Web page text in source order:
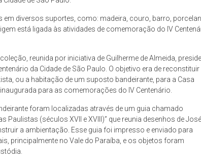
diversos suportes, como: madeira, couro, barro,
está ligada às atividades de comemoração do IV
reunida por iniciativa de Guilherme de Almeida,
da Cidade de São Paulo. O objetivo era de reconstituir
ou a habitação de um suposto bandeirante, para a Casa
para as comemorações do IV Centenário.
foram localizadas através de um guia chamado
Paulistas (séculos XVII e XVIII)” que reunia desenhos de José
a ambientação. Esse guia foi impresso e enviado para
principalmente no Vale do Paraíba, e os objetos foram